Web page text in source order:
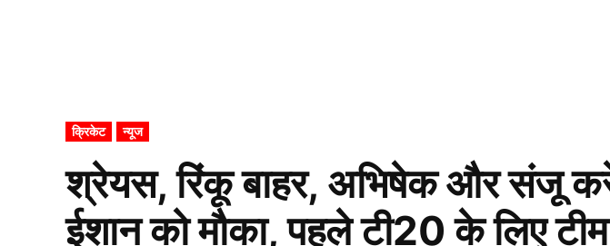
POSTED
IN
क्रिकेट न्यूज
श्रेयस, रिंकू बाहर, अभिषेक और संजू
ईशान को मौका, पहले टी20 के लिए टीम